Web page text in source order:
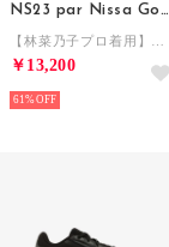
NS23 par Nissa Golf
【林菜乃子プロ着用】【レディース】サッカーワンピース （ブラック）
￥13,200
61%